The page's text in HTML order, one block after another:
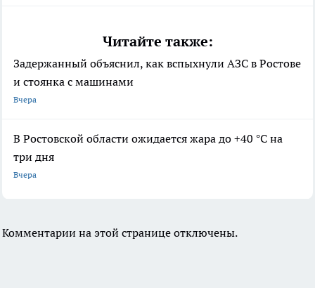
Читайте также:
Задержанный объяснил, как вспыхнули АЗС в Ростове
и стоянка с машинами
Вчера
В Ростовской области ожидается жара до +40 °С на
три дня
Вчера
Комментарии на этой странице отключены.